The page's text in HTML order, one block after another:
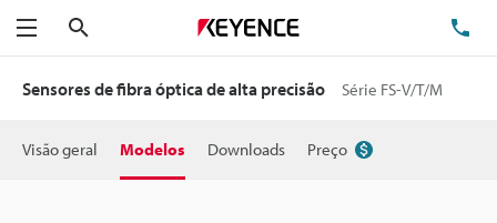
Menu
Sensores de fibra óptica de alta precisão Série FS-V/T/M
Visão geral Modelos Downloads Preço